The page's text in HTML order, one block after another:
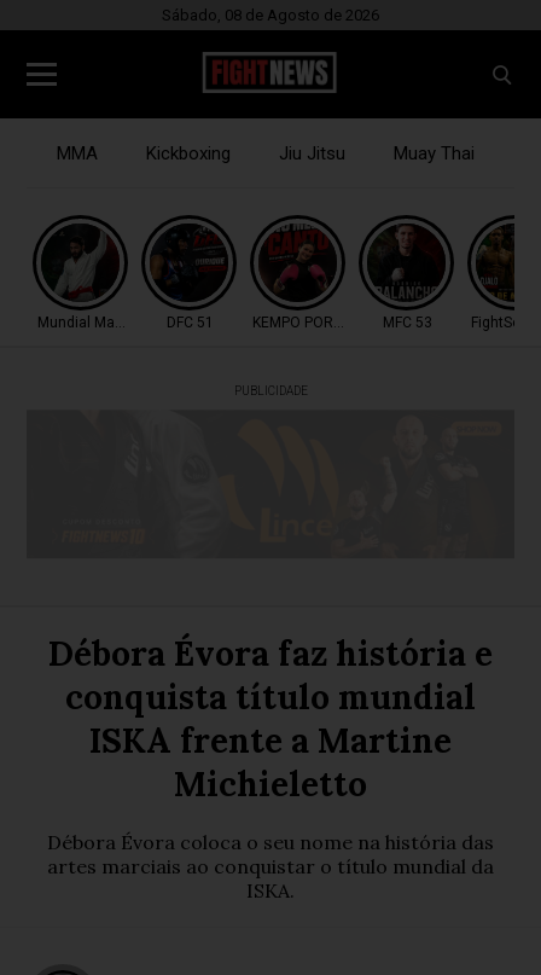
Sábado, 08 de Agosto de 2026
MMA Kickboxing Jiu Jitsu Muay Thai
Mundial Master IBJJFDFC 51 KEMPO PORTUGAL MFC 53
PUBLICIDADE
Débora Évora faz história e
conquista título mundial
ISKA frente a Martine
Michieletto
Débora Évora coloca o seu nome na história das
artes marciais ao conquistar o título mundial da
ISKA.